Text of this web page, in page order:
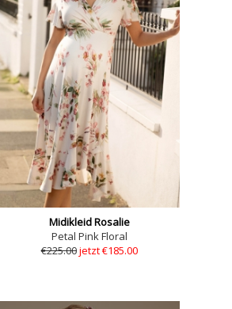
Midikleid Rosalie
Petal Pink Floral
€225.00jetzt €185.00